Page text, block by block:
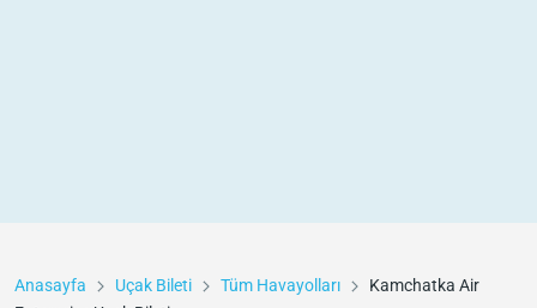
Anasayfa Uçak Bileti Tüm Havayolları
Kamchatka Air